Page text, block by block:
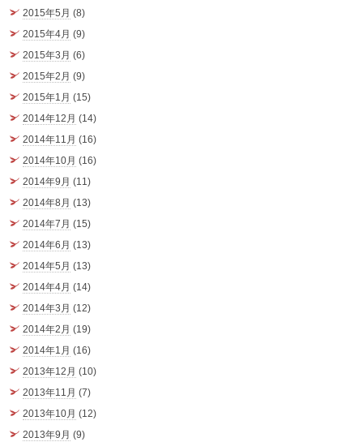
2015年5月 (8)
2015年4月 (9)
2015年3月 (6)
2015年2月 (9)
2015年1月 (15)
2014年12月 (14)
2014年11月 (16)
2014年10月 (16)
2014年9月 (11)
2014年8月 (13)
2014年7月 (15)
2014年6月 (13)
2014年5月 (13)
2014年4月 (14)
2014年3月 (12)
2014年2月 (19)
2014年1月 (16)
2013年12月 (10)
2013年11月 (7)
2013年10月 (12)
2013年9月 (9)